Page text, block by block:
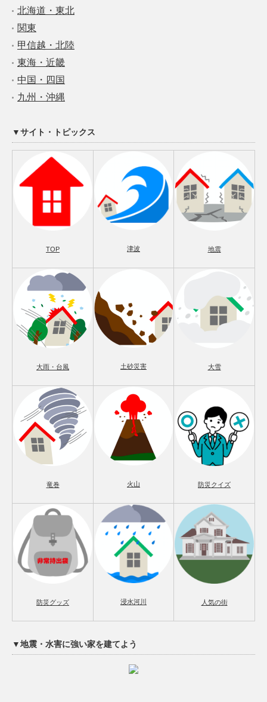
北海道・東北
関東
甲信越・北陸
東海・近畿
中国・四国
九州・沖縄
▼サイト・トピックス
TOP 津波 地震
大雨・台風 土砂災害 大雪
竜巻 火山 防災クイズ
防災グッズ 浸水河川 人気の街
▼地震・水害に強い家を建てよう